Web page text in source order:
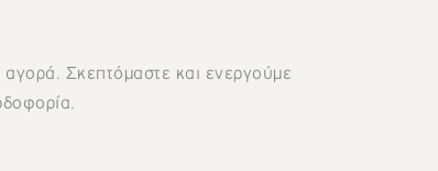
Σκεπτόμαστε και ενεργούμε